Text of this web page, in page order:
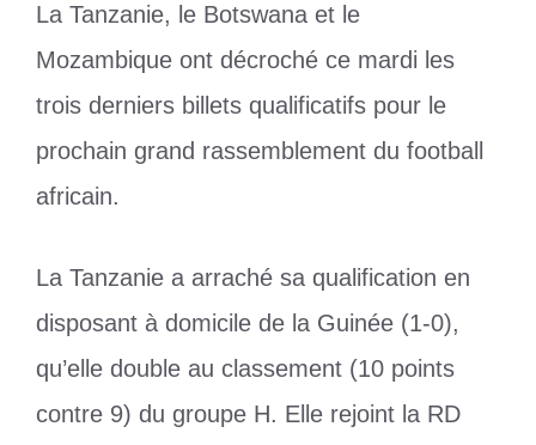
La Tanzanie, le Botswana et le
Mozambique ont décroché ce mardi les
trois derniers billets qualificatifs pour le
prochain grand rassemblement du football
africain.
La Tanzanie a arraché sa qualification en
disposant à domicile de la Guinée (1-0),
qu’elle double au classement (10 points
contre 9) du groupe H. Elle rejoint la RD